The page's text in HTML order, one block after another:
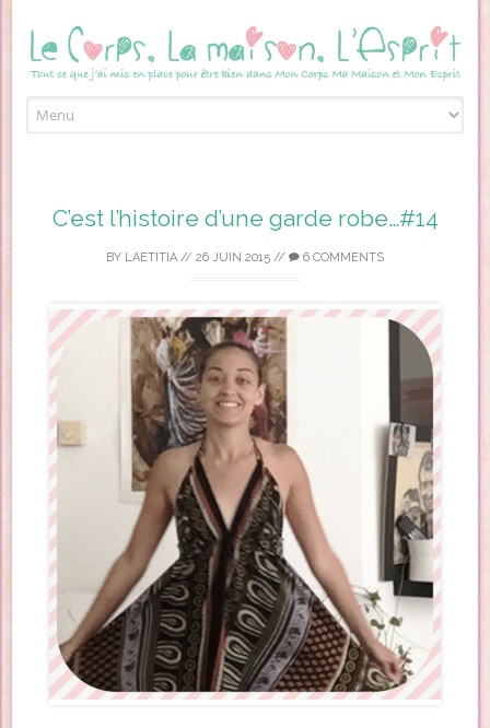
C’est l’histoire d’une garde robe…#14
BY LAETITIA // 26 JUIN 2015 // 6 COMMENTS